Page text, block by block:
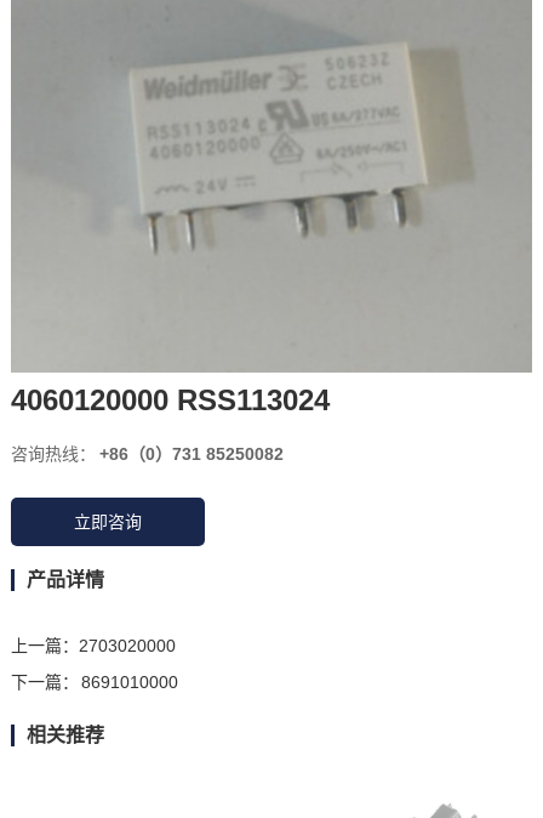
4060120000 RSS113024
咨询热线： +86（0）731 85250082
立即咨询
产品详情
上一篇： 2703020000
下一篇：
8691010000
相关推荐